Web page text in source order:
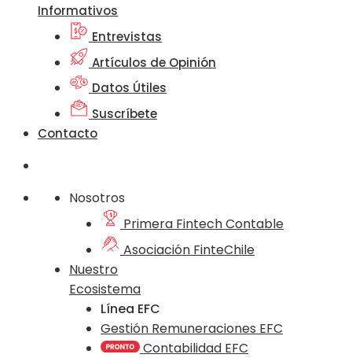
Informativos
Entrevistas
Artículos de Opinión
Datos Útiles
Suscríbete
Contacto
Nosotros
Primera Fintech Contable
Asociación FinteChile
Nuestro
Ecosistema
Línea EFC
Gestión Remuneraciones EFC
Contabilidad EFC